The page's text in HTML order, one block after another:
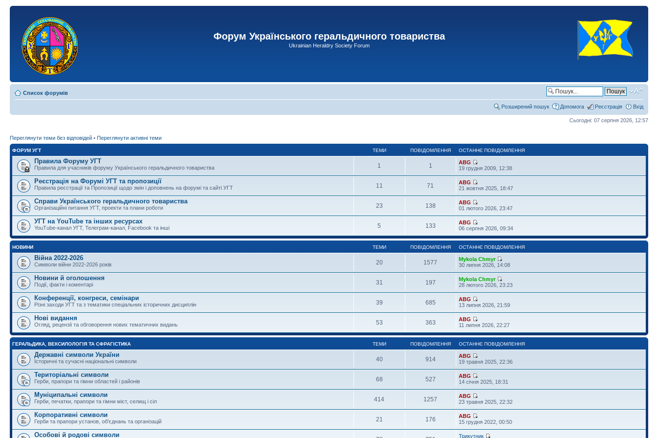
Форум Українського геральдичного товариства
Ukrainian Heraldry Society Forum
Список форумів
Розширений пошук Допомога Реєстрація Вхід
Сьогодні: 07 серпня 2026, 12:57
Переглянути теми без відповідей • Переглянути активні теми
ФОРУМ УГТ ТЕМИ ПОВІДОМЛЕННЯ ОСТАННЄ ПОВІДОМЛЕННЯ
Правила Форуму УГТ
Правила для учасників форуму Українського геральдичного товариства 1 1
ABG
19 грудня 2009, 12:38
Реєстрація на Форумі УГТ та пропозиції
Правила реєстрації та Пропозиції щодо змін і доповнень на форумі та сайті УГТ 11 71
ABG
21 жовтня 2025, 18:47
Справи Українського геральдичного товариства
Організаційні питання УГТ, проекти та плани роботи 23 138
ABG
01 лютого 2026, 23:47
УГТ на YouTube та інших ресурсах
YouTube-канал УГТ, Телеграм-канал, Facebook та інші 5 133
ABG
06 серпня 2026, 09:34
НОВИНИ ТЕМИ ПОВІДОМЛЕННЯ ОСТАННЄ ПОВІДОМЛЕННЯ
Війна 2022-2026
Символи війни 2022-2026 років 20 1577
Mykola Chmyr
30 липня 2026, 14:08
Новини й оголошення
Події, факти і коментарі 31 197
Mykola Chmyr
28 лютого 2026, 23:23
Конференції, конгреси, семінари
Різні заходи УГТ та з тематики спеціальних історичних дисциплін 39 685
ABG
13 липня 2026, 21:59
Нові видання
Огляд, рецензії та обговорення нових тематичних видань 53 363
ABG
11 липня 2026, 22:27
ГЕРАЛЬДИКА, ВЕКСИЛОЛОГІЯ ТА СФРАГІСТИКА ТЕМИ ПОВІДОМЛЕННЯ ОСТАННЄ ПОВІДОМЛЕННЯ
Державні символи України
Історичні та сучасні національні символи 40 914
ABG
19 травня 2025, 22:36
Територіальні символи
Герби, прапори та гімни областей і районів 68 527
ABG
14 січня 2025, 18:31
Муніципальні символи
Герби, печатки, прапори та гімни міст, селищ і сіл 414 1257
ABG
23 травня 2025, 22:32
Корпоративні символи
Герби та прапори установ, об'єднань та організацій 21 176
ABG
15 грудня 2022, 00:50
Особові й родові символи Трикутник